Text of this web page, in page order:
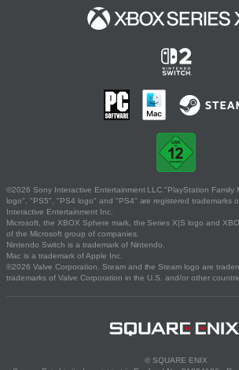
©2026 Sony Interactive Entertainment LLC."PlayStation Family
logo", "PS5", "PS4 logo" and "PS4" are registered trademarks
Interactive Entertainment Inc.
Microsoft, the XBOX Sphere mark, the Series X|S logo and
of the Microsoft group of companies.
Nintendo Switch is a trademark of Nintendo.
Mac is a trademark of Apple Inc.
©2026 Valve Corporation. Steam and the Steam logo are
trademarks of Valve Corporation in the U.S. and/or other
© SQUARE ENIX